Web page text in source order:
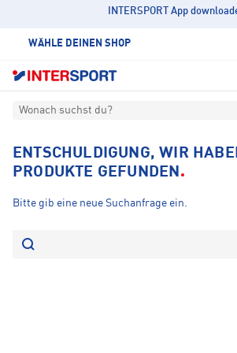
INTERSPORT App
WÄHLE DEINEN SHOP
Wonach suchst du?
ENTSCHULDIGUNG, WIR
PRODUKTE GEFUNDEN
Bitte gib eine neue Suchanfrage ein.